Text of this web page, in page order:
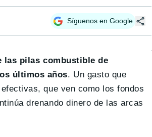
Síguenos en Google
las pilas combustible de
últimos años. Un gasto que
que ven como los fondos
drenando dinero de las arcas